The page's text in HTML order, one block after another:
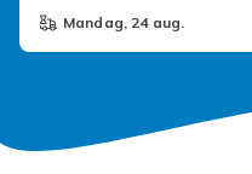
mandag, 24 aug.